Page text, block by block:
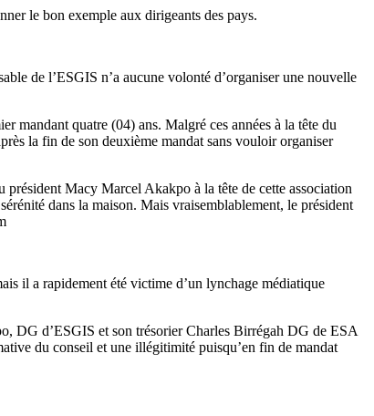
le bon exemple aux dirigeants des pays.
de l’ESGIS n’a aucune volonté d’organiser une nouvelle
mandant quatre (04) ans. Malgré ces années à la tête du
la fin de son deuxième mandat sans vouloir organiser
Macy Marcel Akakpo à la tête de cette association
dans la maison. Mais vraisemblablement, le président
il a rapidement été victime d’un lynchage médiatique
DG d’ESGIS et son trésorier Charles Birrégah DG de ESA
du conseil et une illégitimité puisqu’en fin de mandat